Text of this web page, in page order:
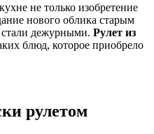
не только изобретение
нового облика старым
дежурными. Рулет из
блюд, которое приобрело
рулетом